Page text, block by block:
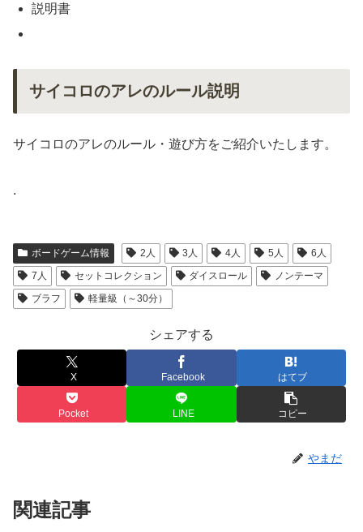
説明書
サイコロのアレのルール説明
サイコロのアレのルール・遊び方をご紹介いたします。
.
ボードゲーム情報 2人 3人 4人 5人
6人
7人
セットコレクション ダイスロール
ノンテーマ
ブラフ
軽量級（～30分）
シェアする
X Facebook はてブ
Pocket LINE コピー
やまだ
関連記事